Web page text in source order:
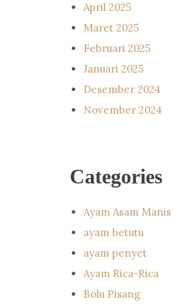
April 2025
Maret 2025
Februari 2025
Januari 2025
Desember 2024
November 2024
Categories
Ayam Asam Manis
ayam betutu
ayam penyet
Ayam Rica-Rica
Bolu Pisang